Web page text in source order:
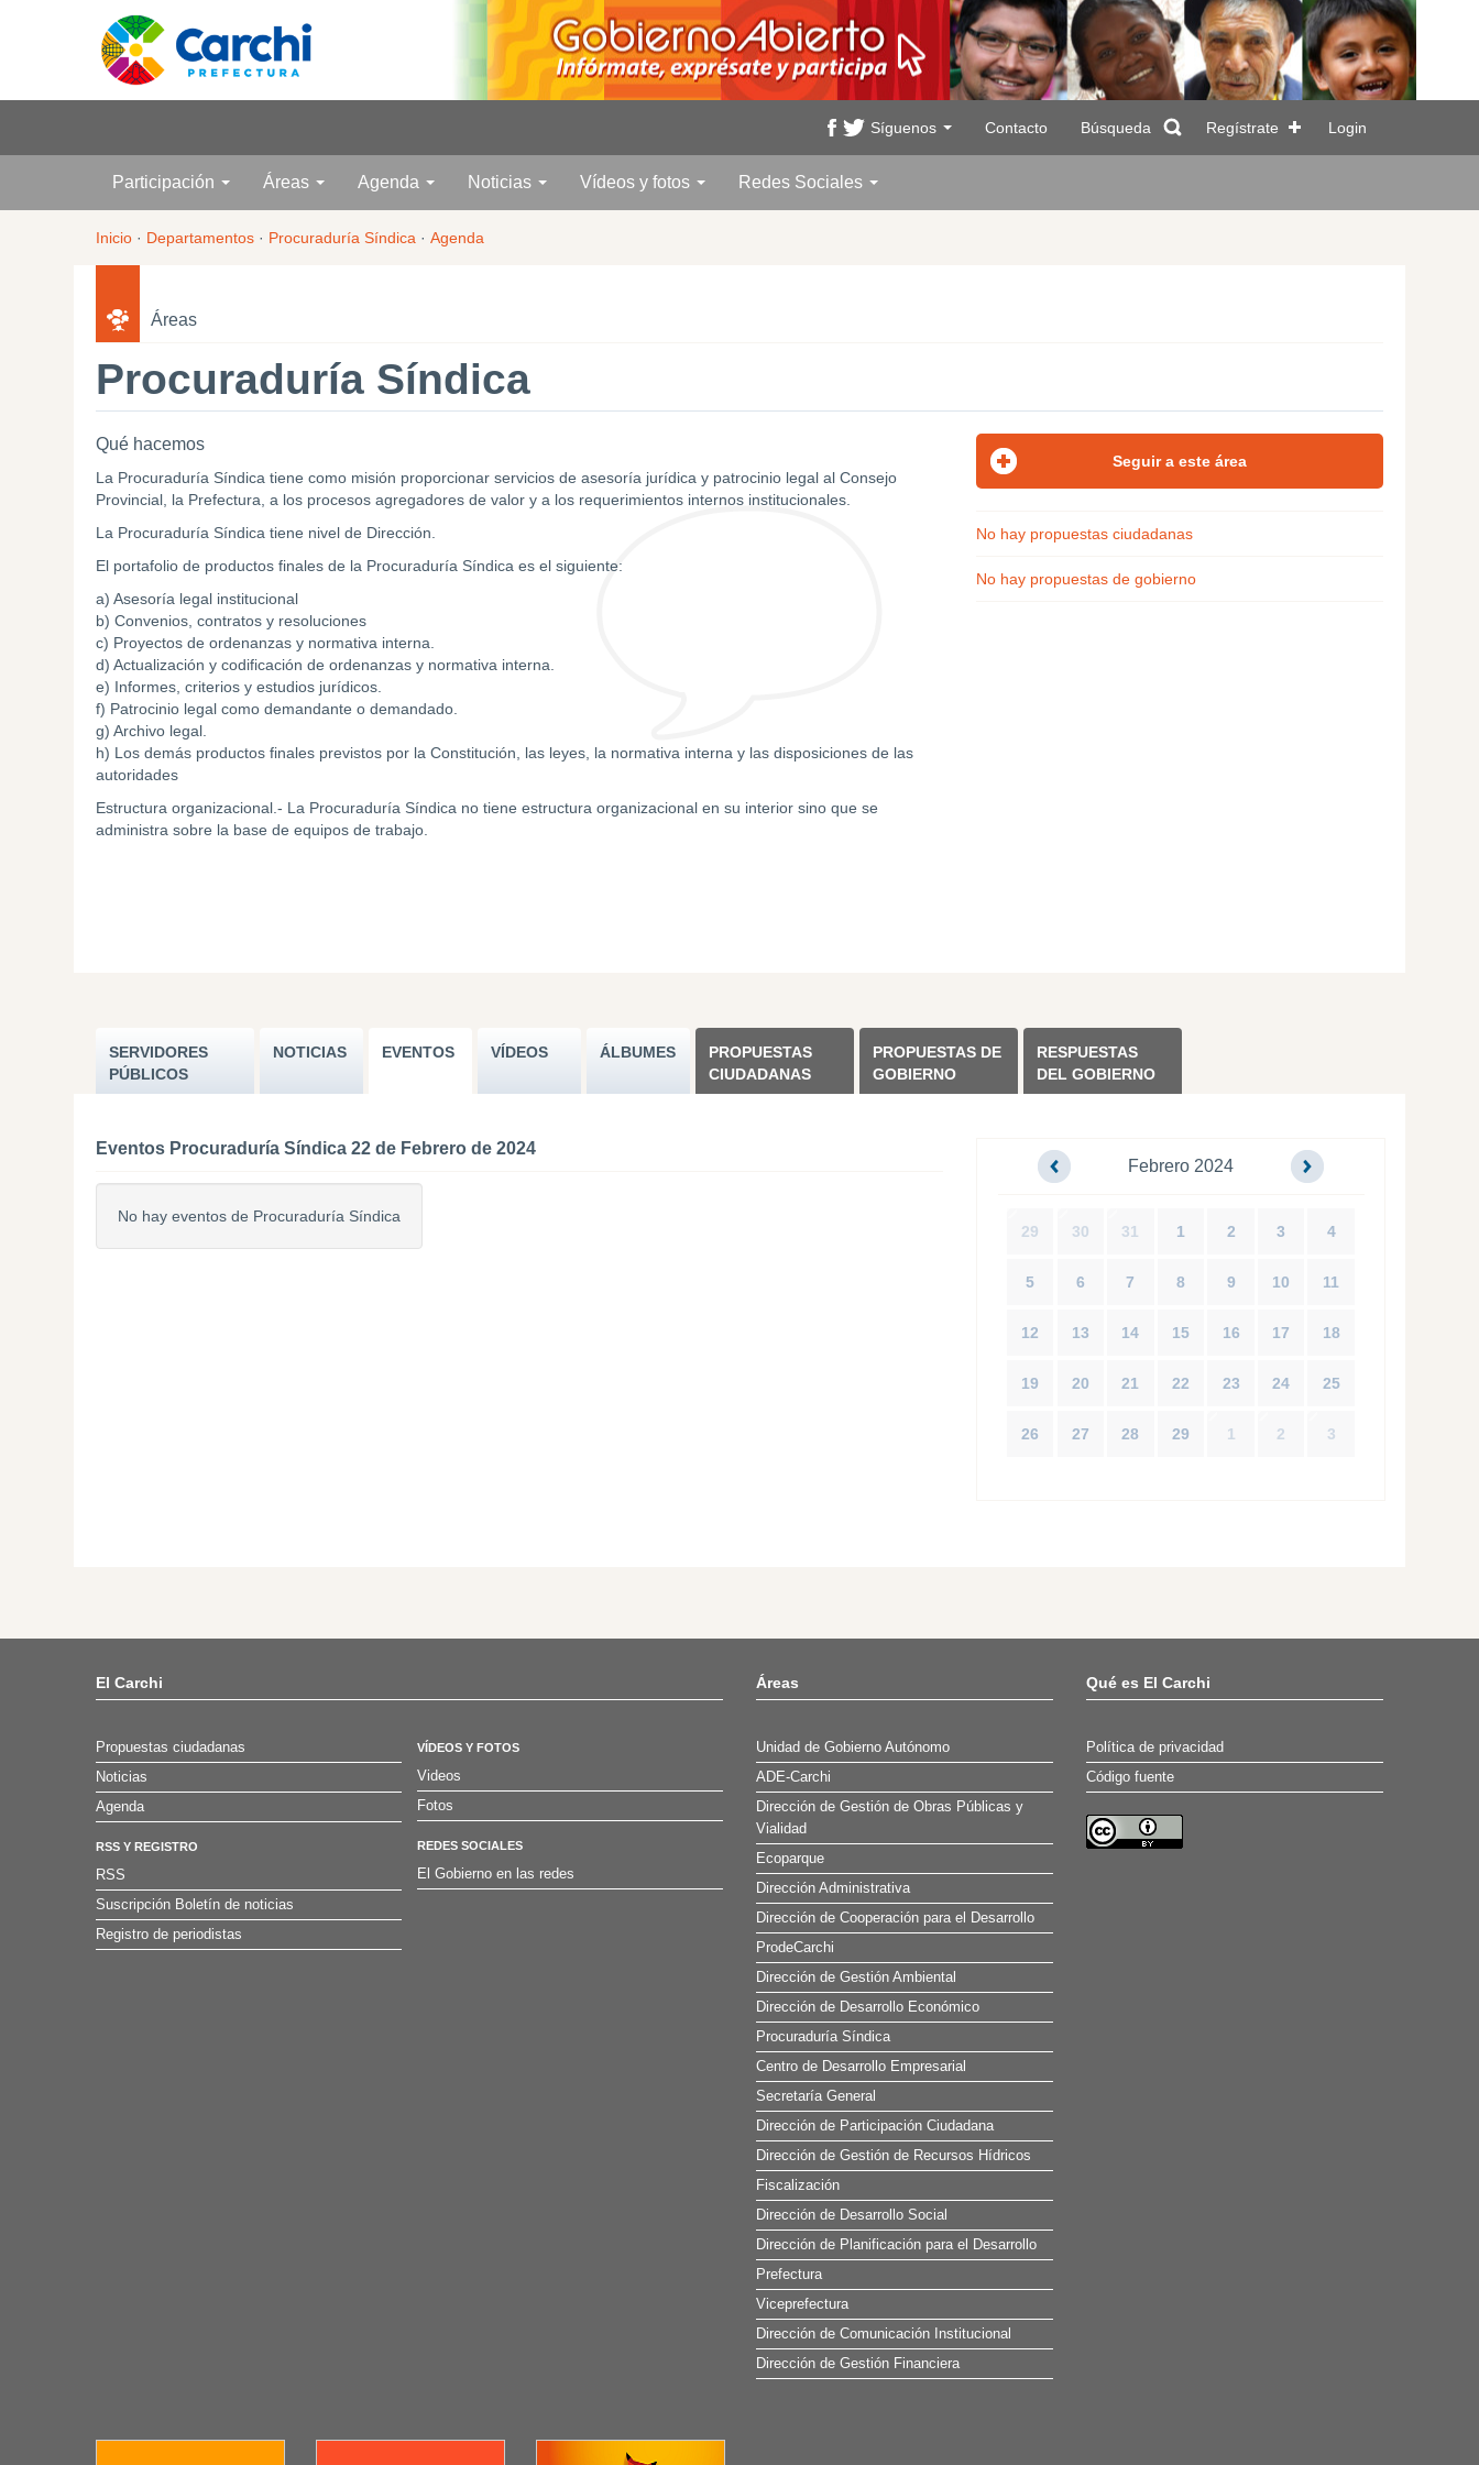
Síguenos Contacto Búsqueda Regístrate Login
Participación Áreas Agenda Noticias Vídeos y fotos Redes Sociales
Inicio · Departamentos · Procuraduría Síndica · Agenda
Áreas
Procuraduría Síndica
Qué hacemos
La Procuraduría Síndica tiene como misión proporcionar servicios de asesoría jurídica y patrocinio legal al Consejo
Provincial, la Prefectura, a los procesos agregadores de valor y a los requerimientos internos institucionales.
La Procuraduría Síndica tiene nivel de Dirección.
El portafolio de productos finales de la Procuraduría Síndica es el siguiente:
a) Asesoría legal institucional
b) Convenios, contratos y resoluciones
c) Proyectos de ordenanzas y normativa interna.
d) Actualización y codificación de ordenanzas y normativa interna.
e) Informes, criterios y estudios jurídicos.
f) Patrocinio legal como demandante o demandado.
g) Archivo legal.
h) Los demás productos finales previstos por la Constitución, las leyes, la normativa interna y las disposiciones de las
autoridades
Estructura organizacional.- La Procuraduría Síndica no tiene estructura organizacional en su interior sino que se
administra sobre la base de equipos de trabajo.
No hay propuestas ciudadanas
No hay propuestas de gobierno
SERVIDORES
PÚBLICOS
NOTICIAS EVENTOS VÍDEOS ÁLBUMES
PROPUESTAS
CIUDADANAS
PROPUESTAS DE
GOBIERNO
RESPUESTAS
DEL GOBIERNO
Eventos Procuraduría Síndica 22 de Febrero de 2024
No hay eventos de Procuraduría Síndica
Febrero 2024
29 30 31 1 2 3 4
5 6 7 8 9 10 11
12 13 14 15 16 17 18
19 20 21 22 23 24 25
26 27 28 29 1 2 3
El Carchi
Propuestas ciudadanas
Noticias
Agenda
RSS Y REGISTRO
RSS
Suscripción Boletín de noticias
Registro de periodistas
VÍDEOS Y FOTOS
Videos
Fotos
REDES SOCIALES
El Gobierno en las redes
Áreas
Unidad de Gobierno Autónomo
ADE-Carchi
Dirección de Gestión de Obras Públicas y
Vialidad
Ecoparque
Dirección Administrativa
Dirección de Cooperación para el Desarrollo
ProdeCarchi
Dirección de Gestión Ambiental
Dirección de Desarrollo Económico
Procuraduría Síndica
Centro de Desarrollo Empresarial
Secretaría General
Dirección de Participación Ciudadana
Dirección de Gestión de Recursos Hídricos
Fiscalización
Dirección de Desarrollo Social
Dirección de Planificación para el Desarrollo
Prefectura
Viceprefectura
Dirección de Comunicación Institucional
Dirección de Gestión Financiera
Qué es El Carchi
Política de privacidad
Código fuente